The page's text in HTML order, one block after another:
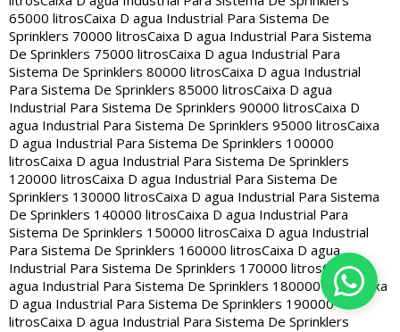
65000 litrosCaixa D agua Industrial Para Sistema De
Sprinklers 70000 litrosCaixa D agua Industrial Para Sistema
De Sprinklers 75000 litrosCaixa D agua Industrial Para
Sistema De Sprinklers 80000 litrosCaixa D agua Industrial
Para Sistema De Sprinklers 85000 litrosCaixa D agua
Industrial Para Sistema De Sprinklers 90000 litrosCaixa D
agua Industrial Para Sistema De Sprinklers 95000 litrosCaixa
D agua Industrial Para Sistema De Sprinklers 100000
litrosCaixa D agua Industrial Para Sistema De Sprinklers
120000 litrosCaixa D agua Industrial Para Sistema De
Sprinklers 130000 litrosCaixa D agua Industrial Para Sistema
De Sprinklers 140000 litrosCaixa D agua Industrial Para
Sistema De Sprinklers 150000 litrosCaixa D agua Industrial
Para Sistema De Sprinklers 160000 litrosCaixa D agua
Industrial Para Sistema De Sprinklers 170000 litrosCaixa D
agua Industrial Para Sistema De Sprinklers 180000 litrosCaixa
D agua Industrial Para Sistema De Sprinklers 190000
litrosCaixa D agua Industrial Para Sistema De Sprinklers